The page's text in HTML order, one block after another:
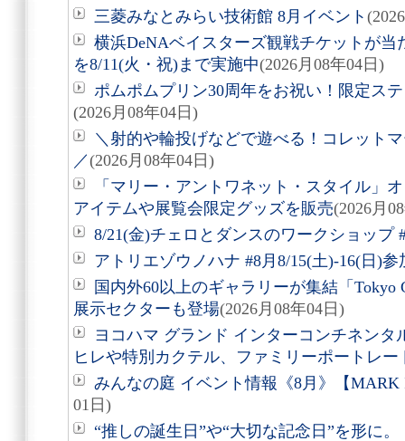
三菱みなとみらい技術館 8月イベント
横浜DeNAベイスターズ観戦チケットが
を8/11(火・祝)まで実施中(2026月08年04日)
ポムポムプリン30周年をお祝い！限定ス
(2026月08年04日)
＼射的や輪投げなどで遊べる！コレット
／(2026月08年04日)
「マリー・アントワネット・スタイル」
アイテムや展覧会限定グッズを販売(2026月
8/21(金)チェロとダンスのワークショップ
アトリエゾウノハナ #8月8/15(土)-16(日)参
国内外60以上のギャラリーが集結「Tokyo
展示セクターも登場(2026月08年04日)
ヨコハマ グランド インターコンチネンタ
ヒレや特別カクテル、ファミリーポートレー
みんなの庭 イベント情報《8月》【MARK
01日)
“推しの誕生日”や“大切な記念日”を形に。